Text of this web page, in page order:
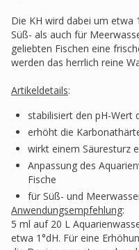
Die KH wird dabei um etwa
Süß- als auch für
geliebten Fischen eine
werden das herrlich reine
Artikeldetails:
stabilisiert den pH-Wert
erhöht die
wirkt einem Säuresturz
Anpassung des
Fische
für Süß- und
Anwendungsempfehlung:
5 ml auf 20 L
etwa 1°dH. Für eine